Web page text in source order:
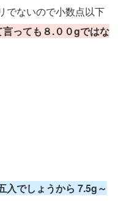
でないので小数点以下
言っても８.００gではな
入でしょうから 7.5g～